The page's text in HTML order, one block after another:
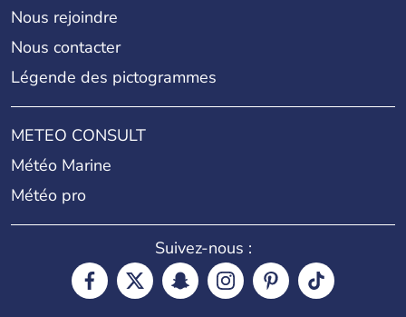
Nous rejoindre
Nous contacter
Légende des pictogrammes
METEO CONSULT
Météo Marine
Météo pro
Suivez-nous :